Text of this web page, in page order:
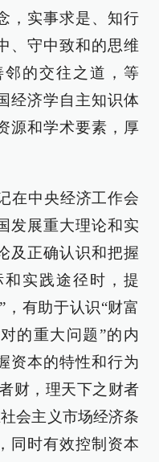
，实事求是、知行
、守中致和的思维
的交往之道，等
经济学自主知识体
源和学术要素，厚
在中央经济工作会
发展重大理论和实
及正确认识和把握
实践途径时，提
有助于认识“财富
的重大问题”的内
资本的特性和行为
财，理天下之财者
会主义市场经济条
同时有效控制资本